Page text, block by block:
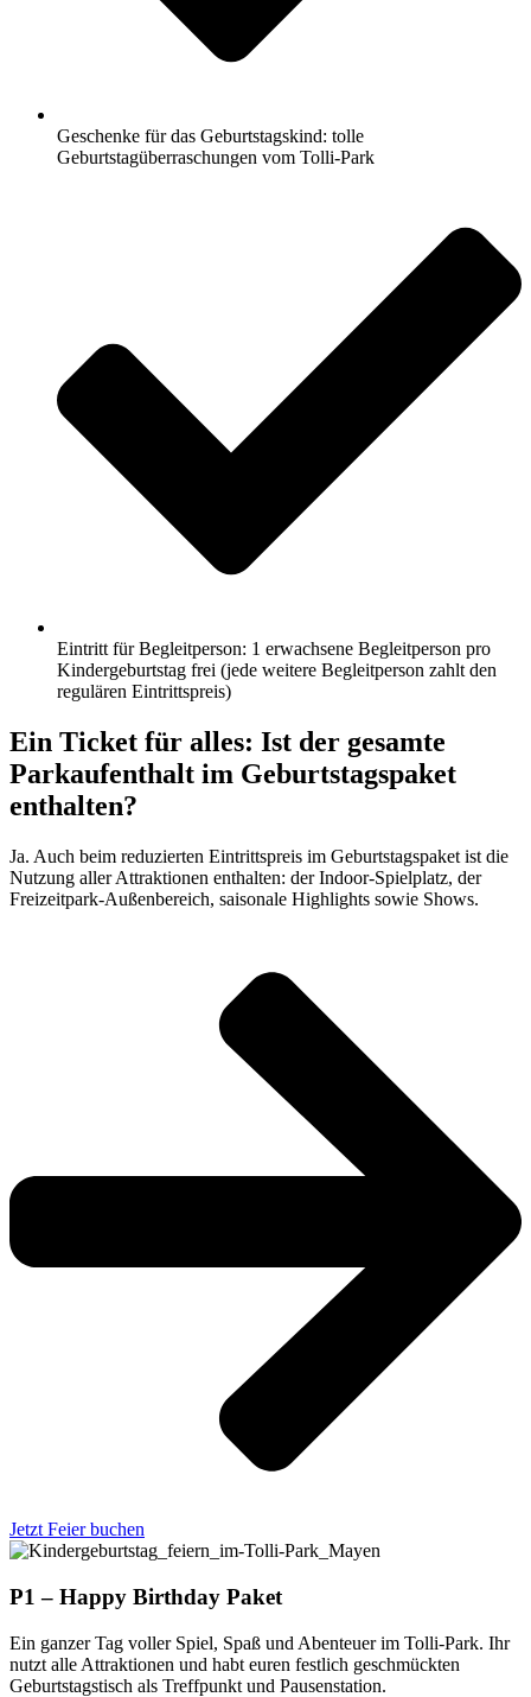
Geschenke für das Geburtstagskind: tolle
Geburtstagüberraschungen vom Tolli-Park
Eintritt für Begleitperson: 1 erwachsene Begleitperson pro
Kindergeburtstag frei (jede weitere Begleitperson zahlt den
regulären Eintrittspreis)
Ein Ticket für alles: Ist der gesamte
Parkaufenthalt im Geburtstagspaket
enthalten?
Ja. Auch beim reduzierten Eintrittspreis im Geburtstagspaket ist die
Nutzung aller Attraktionen enthalten: der Indoor-Spielplatz, der
Freizeitpark-Außenbereich, saisonale Highlights sowie Shows.
Jetzt Feier buchen
P1 – Happy Birthday Paket
Ein ganzer Tag voller Spiel, Spaß und Abenteuer im Tolli-Park. Ihr
nutzt alle Attraktionen und habt euren festlich geschmückten
Geburtstagstisch als Treffpunkt und Pausenstation.